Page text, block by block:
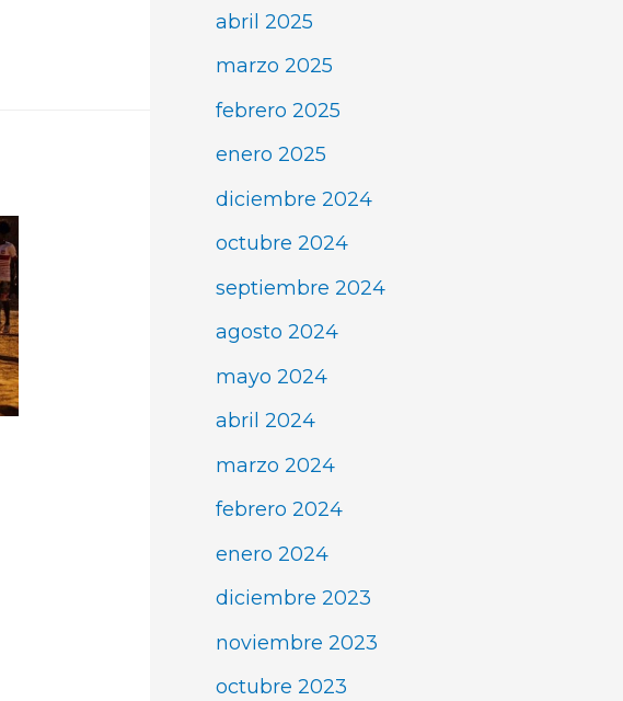
abril 2025
marzo 2025
febrero 2025
enero 2025
diciembre 2024
octubre 2024
septiembre 2024
agosto 2024
mayo 2024
abril 2024
marzo 2024
febrero 2024
enero 2024
diciembre 2023
noviembre 2023
octubre 2023